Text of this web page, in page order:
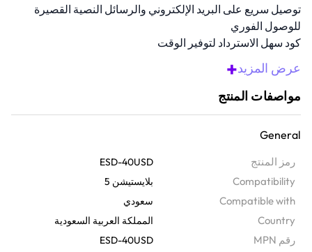
توصيل سريع على البريد الإلكتروني والرسائل النصية القصيرة
للوصول الفوري
كود سهل الاسترداد لتوفير الوقت
محظورة إقليميًا للاستخدام الآمن في المملكة العربية السعودية
البطاقة مسبقة الدفع تتيح لك الدفع الآمن والرقمي
نظرة عامة
استمتع بتجربة ترفيه من المستوى التالي مع بطاقة المتجر هذه. يتم إرسال
هذا الكود المدفوع مسبقًا عبر البريد الإلكتروني والرسائل النصية القصيرة،
وغير ذلك الكثير من خلال متجر بلاي ستيشن®. ما عليك سوى استرداد الرمز
من خلال حسابك على شبكة بلاي ستيشن (PSN) الخاصة بك، ويمكنك بدء
تجربة التسوق.
عرض المزيد+
مواصفات المنتج
General
رمز المنتج ESD-40USD
Compatibility بلايستيشن 5
Compatible with سعودي
Country المملكة العربية السعودية
رقم MPN ESD-40USD